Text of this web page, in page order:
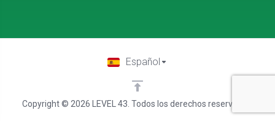
Copyright © 2026 LEVEL 43. Todos los derechos reservados.
Español